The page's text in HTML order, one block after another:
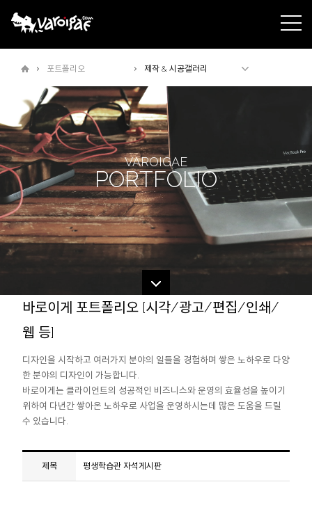
포트폴리오 제작 & 시공갤러리
VAROIGAE
PORTFOLIO
바로이게 포트폴리오 [시각/광고/편집/인쇄/
웹 등]
디자인을 시작하고 여러가지 분야의 일들을 경험하며 쌓은 노하우로 다양
한 분야의 디자인이 가능합니다.
바로이게는 클라이언트의 성공적인 비즈니스와 운영의 효율성을 높이기
위하여 다년간 쌓아온 노하우로 사업을 운영하시는데 많은 도움을 드릴
수 있습니다.
제목 평생학습관 자석게시판